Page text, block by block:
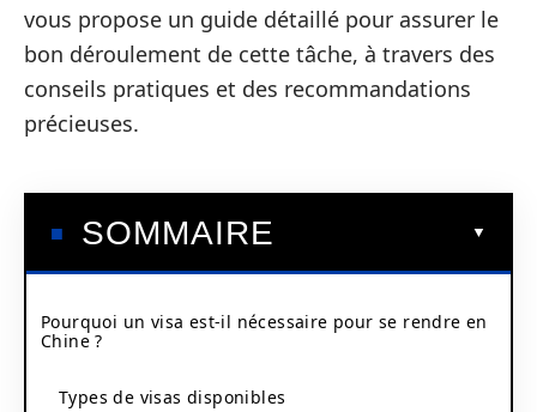
vous propose un guide détaillé pour assurer le
bon déroulement de cette tâche, à travers des
conseils pratiques et des recommandations
précieuses.
SOMMAIRE
Pourquoi un visa est-il nécessaire pour se rendre en
Chine ?
Types de visas disponibles